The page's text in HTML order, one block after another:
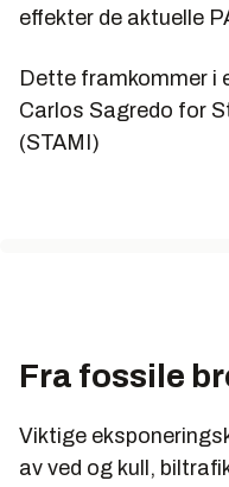
effekter de aktuelle
Dette framkommer i
Carlos Sagredo for
(STAMI)
Fra fossile
Viktige
av ved og kull,